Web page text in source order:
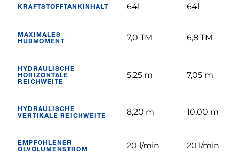
KRAFTSTOFFTANKINHALT 64l 64l
MAXIMALES
HUBMOMENT
7,0 TM 6,8 TM
HYDRAULISCHE
HORIZONTALE
REICHWEITE
5,25 m 7,05 m
HYDRAULISCHE
VERTIKALE REICHWEITE
8,20 m 10,00 m
EMPFOHLENER
ÖLVOLUMENSTROM
20 l/min 20 l/min